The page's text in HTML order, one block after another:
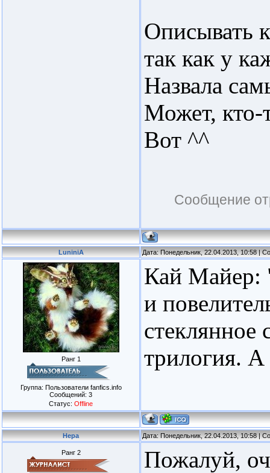
Описывать
так как у
Назвала
Может, кто-
Вот ^^
Сообщение
LuniniA Дата: Понедельник, 22.04.2013, 10:58 |
Ранг 1
Группа: Пользователи fanfics.info
Сообщений: 3
Статус: Offline
Кай Майер:
и
стеклянное
трилогия.
Нера Дата: Понедельник, 22.04.2013, 10:58 |
Ранг 2
Пожалуй,